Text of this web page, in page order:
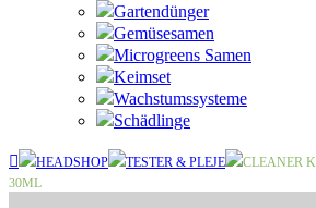
Gartendünger
Gemüsesamen
Microgreens Samen
Keimset
Wachstumssysteme
Schädlinge
HEADSHOP TESTER & PLEJE
CLEANER
30ML